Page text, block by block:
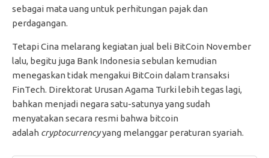
sebagai mata uang untuk perhitungan pajak dan
perdagangan.
Tetapi Cina melarang kegiatan jual beli BitCoin November
lalu, begitu juga Bank Indonesia sebulan kemudian
menegaskan tidak mengakui BitCoin dalam transaksi
FinTech. Direktorat Urusan Agama Turki lebih tegas lagi,
bahkan menjadi negara satu-satunya yang sudah
menyatakan secara resmi bahwa bitcoin
adalah cryptocurrencyyang melanggar peraturan syariah.